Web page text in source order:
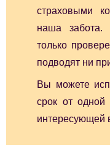
страховыми
наша забота.
только
подводят ни
Вы можете
срок от одной
интересующей